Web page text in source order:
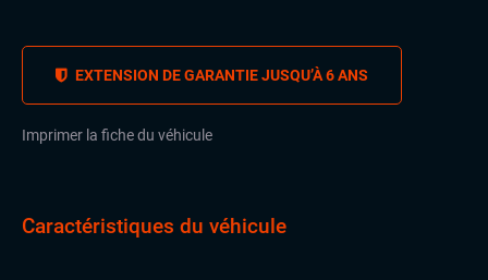
EXTENSION DE GARANTIE JUSQU’À 6 ANS
Imprimer la fiche du véhicule
Caractéristiques du véhicule